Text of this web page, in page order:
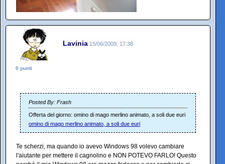
Lavinia 15/06/2009, 17:38
0 punti
Posted By: Frash
Offerta del giorno: omino di mago merlino animato, a soli due euri
omino di mago merlino animato, a soli due euri
Te scherzi, ma quando io avevo Windows 98 volevo cambiare
l'aiutante per mettere il cagnolino e NON POTEVO FARLO! Questo